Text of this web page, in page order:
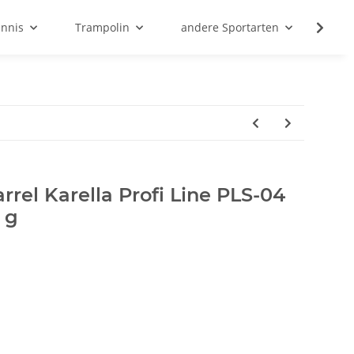
Trampolin andere Sportarten
Karella Profi Line PLS-04
g